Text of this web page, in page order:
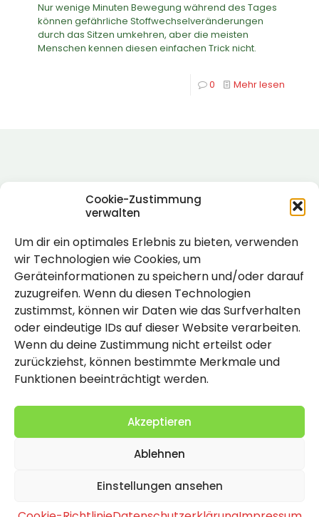
Cookie-Zustimmung
verwalten
Um dir ein optimales Erlebnis zu bieten, verwenden
wir Technologien wie Cookies, um
Geräteinformationen zu speichern und/oder darauf
zuzugreifen. Wenn du diesen Technologien
zustimmst, können wir Daten wie das Surfverhalten
oder eindeutige IDs auf dieser Website verarbeiten.
Wenn du deine Zustimmung nicht erteilst oder
zurückziehst, können bestimmte Merkmale und
Funktionen beeinträchtigt werden.
Akzeptieren
Ablehnen
Einstellungen ansehen
Nur wenige Minuten Bewegung während des Tages
können gefährliche Stoffwechselveränderungen
durch das Sitzen umkehren, aber die meisten
Menschen kennen diesen einfachen Trick nicht.
0 Mehr lesen
Rechtlich
Impressum
Datenschutzerklärung
Cookie-Richtlinie (EU)